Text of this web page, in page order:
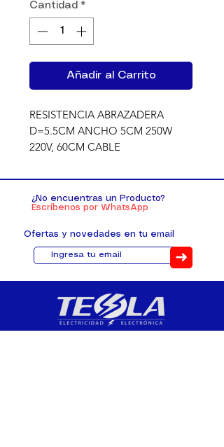
Cantidad *
Añadir al Carrito
RESISTENCIA ABRAZADERA
D=5.5CM ANCHO 5CM 250W
220V, 60CM CABLE
¿No encuentras un Producto?
Escríbenos por WhatsApp
Ofertas y novedades en tu email
➜